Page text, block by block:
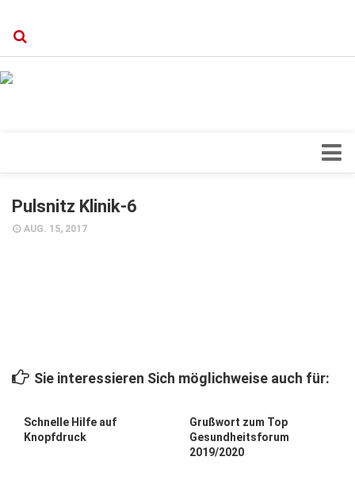
Forschung
Forum Gesundheit
Pulsnitz Klinik-6
AUG. 15, 2017
Sie interessieren Sich möglichweise auch für:
Schnelle Hilfe auf
Knopfdruck
Grußwort zum Top
Gesundheitsforum
2019/2020